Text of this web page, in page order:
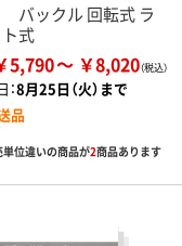
バックル 回転式 ラ
式
5,790 ￥8,020
8月25日（火）まで
品
単位違いの商品が2商品あります